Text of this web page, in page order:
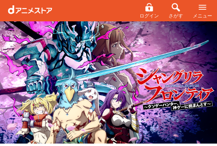
ログイン さがす メニュー